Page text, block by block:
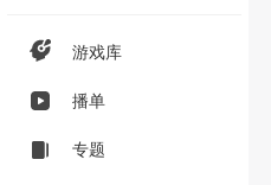
游戏库
播单
专题